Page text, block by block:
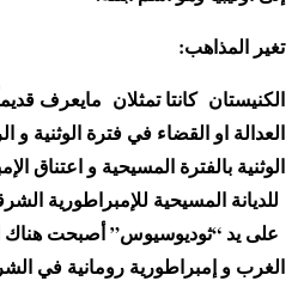
تغير المذاهب:
الكنيستان كانتا تمثلان مايعرف
العدالة او القضاء في فترة الوثنية و
الوثنية بالفترة المسيحية و اعتناق
على يد “ثوديوسيوس” أصبحت هناك
الغرب و إمبراطورية رومانية في